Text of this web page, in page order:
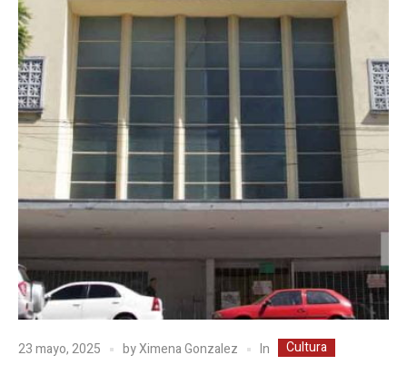
23 mayo, 2025 byXimena Gonzalez In Cultura